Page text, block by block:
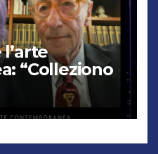
“Colleziono
Un